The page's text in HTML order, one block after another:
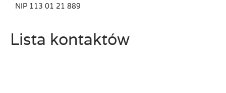
NIP 113 01 21 889
Lista kontaktów